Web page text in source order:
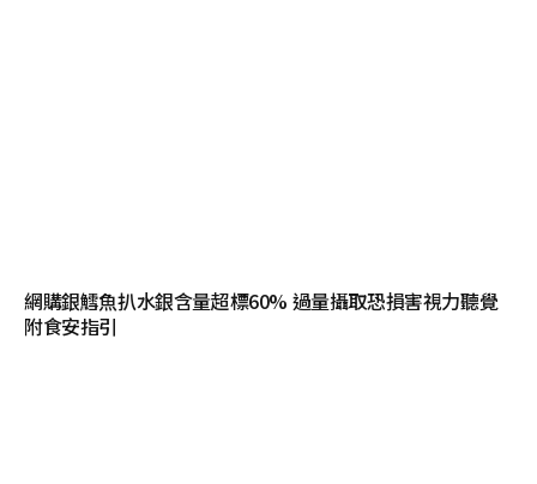
網購銀鱈魚扒水銀含量超標60% 過量攝取恐損害視力聽覺
附食安指引